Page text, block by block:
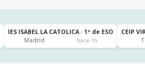
IES ISABEL LA CATOLICA · 1º de ESO
Madrid
hace 1h
CEIP